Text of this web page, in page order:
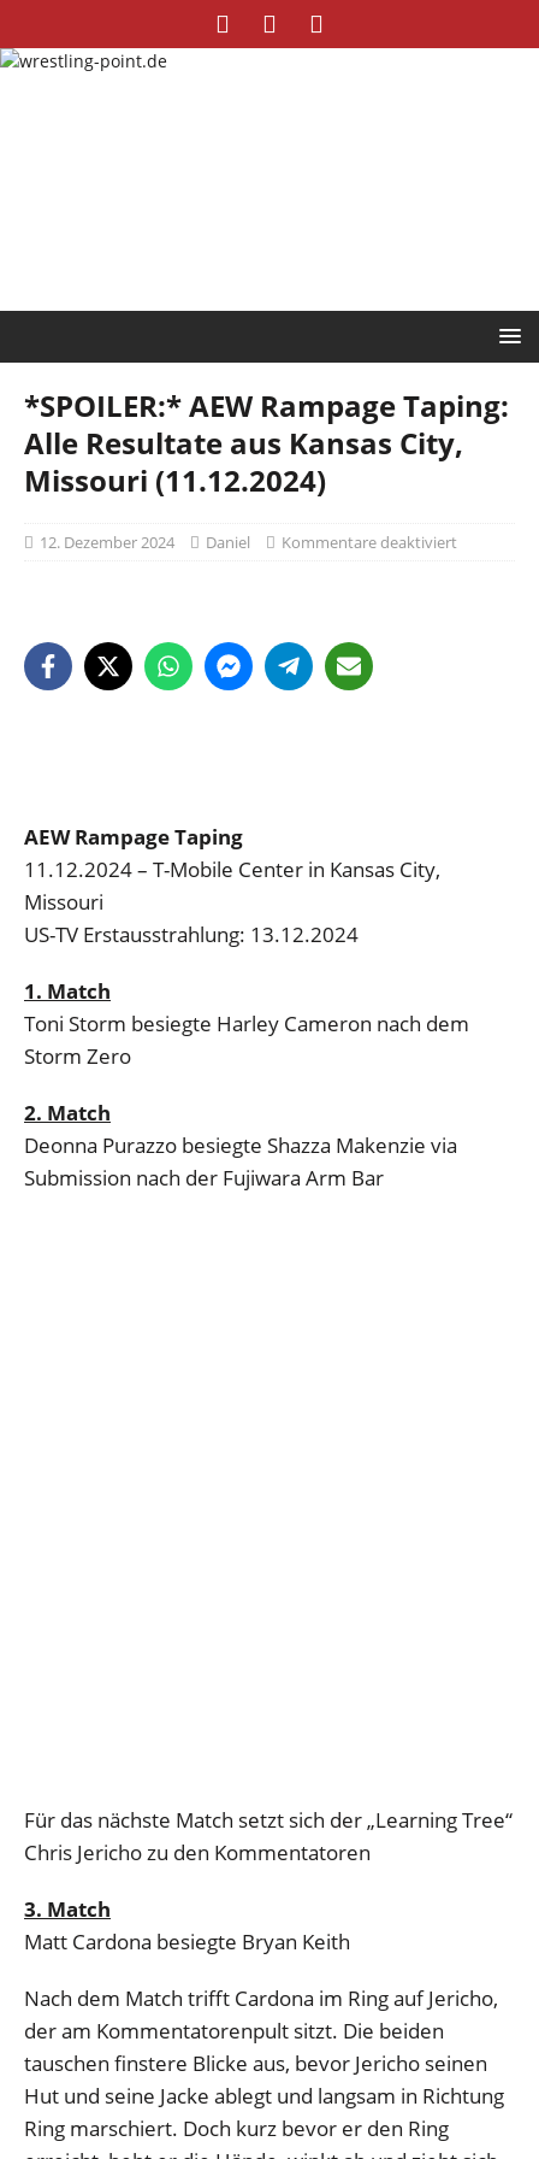
*SPOILER:* AEW Rampage Taping:
Alle Resultate aus Kansas City,
Missouri (11.12.2024)
12. Dezember 2024 Daniel Kommentare deaktiviert
AEW Rampage Taping
11.12.2024 – T-Mobile Center in Kansas City,
Missouri
US-TV Erstausstrahlung: 13.12.2024
1. Match
Toni Storm besiegte Harley Cameron nach dem
Storm Zero
2. Match
Deonna Purazzo besiegte Shazza Makenzie via
Submission nach der Fujiwara Arm Bar
Für das nächste Match setzt sich der „Learning Tree“
Chris Jericho zu den Kommentatoren
3. Match
Matt Cardona besiegte Bryan Keith
Nach dem Match trifft Cardona im Ring auf Jericho,
der am Kommentatorenpult sitzt. Die beiden
tauschen finstere Blicke aus, bevor Jericho seinen
Hut und seine Jacke ablegt und langsam in Richtung
Ring marschiert. Doch kurz bevor er den Ring